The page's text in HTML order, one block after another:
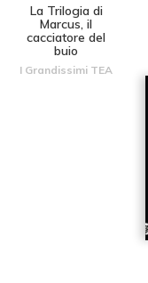
La Trilogia di
Marcus, il
cacciatore del
buio
I Grandissimi TEA